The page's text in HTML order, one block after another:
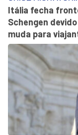
Itália fecha
Schengen
muda para